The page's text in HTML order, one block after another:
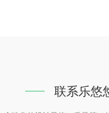
联系乐悠